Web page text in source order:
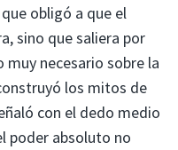
obligó a que el
sino que saliera por
necesario sobre la
los mitos de
con el dedo medio
poder absoluto no